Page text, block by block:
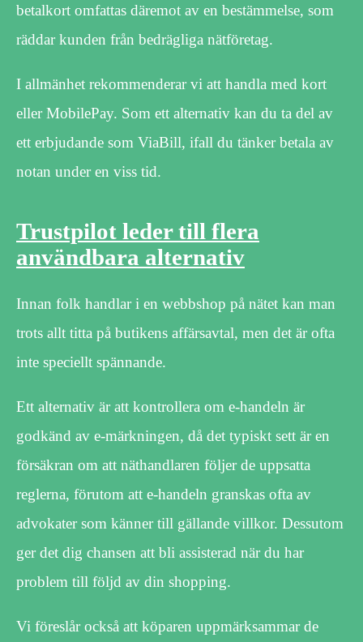
betalkort omfattas däremot av en bestämmelse, som
räddar kunden från bedrägliga nätföretag.
I allmänhet rekommenderar vi att handla med kort
eller MobilePay. Som ett alternativ kan du ta del av
ett erbjudande som ViaBill, ifall du tänker betala av
notan under en viss tid.
Trustpilot leder till flera
användbara alternativ
Innan folk handlar i en webbshop på nätet kan man
trots allt titta på butikens affärsavtal, men det är ofta
inte speciellt spännande.
Ett alternativ är att kontrollera om e-handeln är
godkänd av e-märkningen, då det typiskt sett är en
försäkran om att näthandlaren följer de uppsatta
reglerna, förutom att e-handeln granskas ofta av
advokater som känner till gällande villkor. Dessutom
ger det dig chansen att bli assisterad när du har
problem till följd av din shopping.
Vi föreslår också att köparen uppmärksammar de